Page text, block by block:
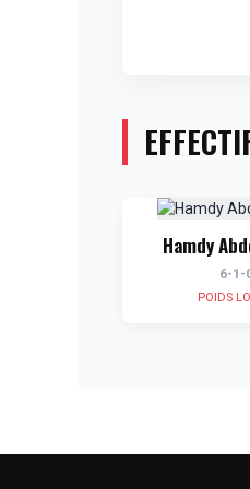
Hamdy
6-1-
POIDS